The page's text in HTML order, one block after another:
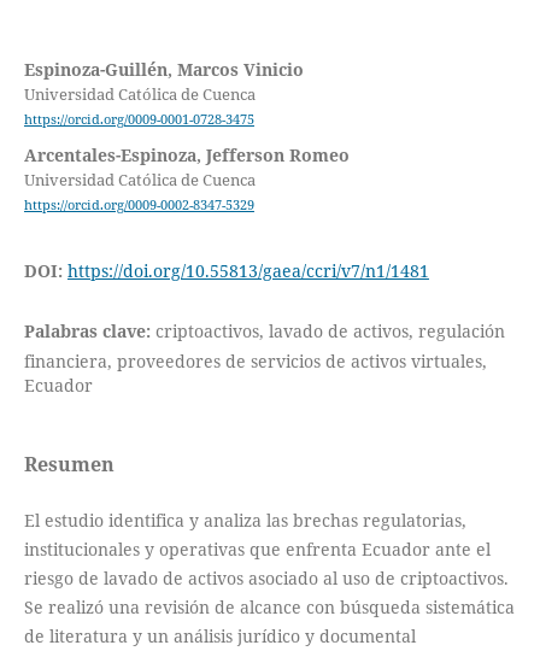
Espinoza-Guillén, Marcos Vinicio
Universidad Católica de Cuenca
https://orcid.org/0009-0001-0728-3475
Arcentales-Espinoza, Jefferson Romeo
Universidad Católica de Cuenca
https://orcid.org/0009-0002-8347-5329
DOI: https://doi.org/10.55813/gaea/ccri/v7/n1/1481
Palabras clave: criptoactivos, lavado de activos, regulación
financiera, proveedores de servicios de activos virtuales,
Ecuador
Resumen
El estudio identifica y analiza las brechas regulatorias,
institucionales y operativas que enfrenta Ecuador ante el
riesgo de lavado de activos asociado al uso de criptoactivos.
Se realizó una revisión de alcance con búsqueda sistemática
de literatura y un análisis jurídico y documental